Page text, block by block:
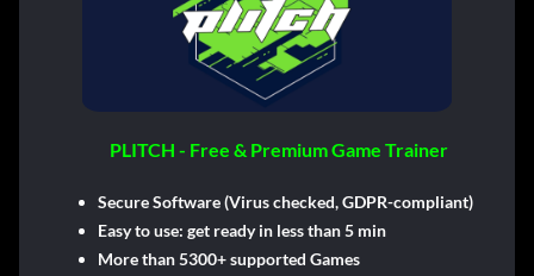
PLITCH - Free & Premium Game Trainer
Secure Software (Virus checked, GDPR-compliant)
Easy to use: get ready in less than 5 min
More than 5300+ supported Games